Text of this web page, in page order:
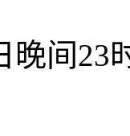
晚间23